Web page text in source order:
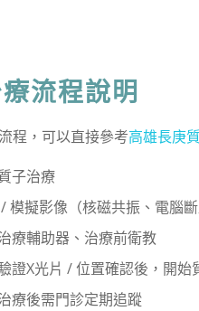
流程說明
程，可以直接參考高雄長庚
子治療
模擬影像（核磁共振、電腦斷
療輔助器、治療前衛教
證X光片 / 位置確認後，開
療後需門診定期追蹤